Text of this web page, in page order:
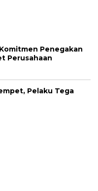
Penegakan
Perusahaan
Pelaku Tega